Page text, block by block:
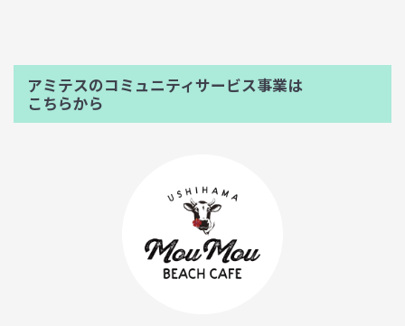
アミテスのコミュニティサービス事業は
こちらから